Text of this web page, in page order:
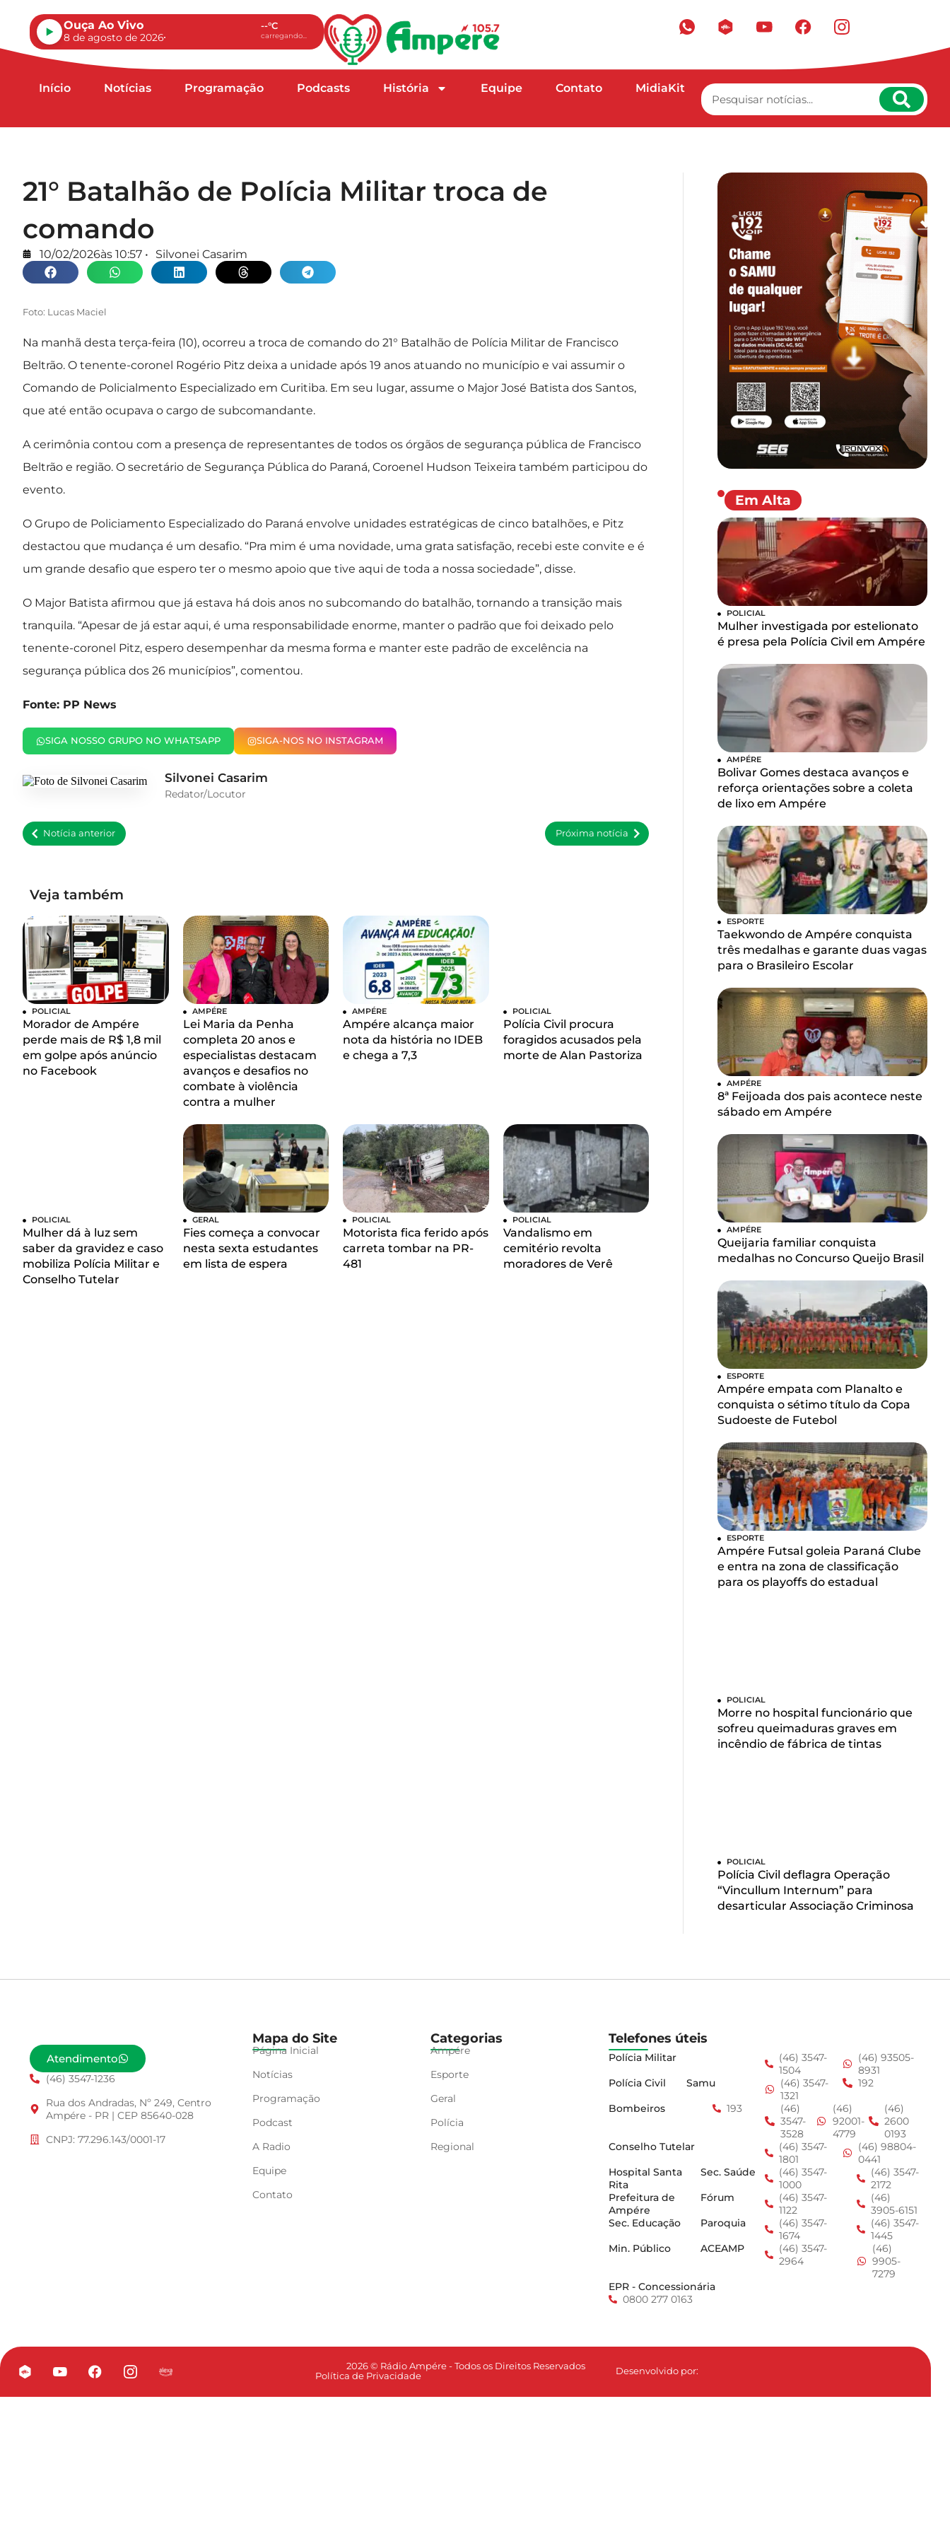
Ouça Ao Vivo
8 de agosto de 2026
--°C
carregando...
Início Notícias Programação Podcasts História Equipe Contato MidiaKit
21° Batalhão de Polícia Militar troca de
comando
10/02/2026às 10:57 • Silvonei Casarim
Foto: Lucas Maciel
Na manhã desta terça-feira (10), ocorreu a troca de comando do 21° Batalhão de Polícia Militar de Francisco
Beltrão. O tenente-coronel Rogério Pitz deixa a unidade após 19 anos atuando no município e vai assumir o
Comando de Policialmento Especializado em Curitiba. Em seu lugar, assume o Major José Batista dos Santos,
que até então ocupava o cargo de subcomandante.
A cerimônia contou com a presença de representantes de todos os órgãos de segurança pública de Francisco
Beltrão e região. O secretário de Segurança Pública do Paraná, Coroenel Hudson Teixeira também participou do
evento.
O Grupo de Policiamento Especializado do Paraná envolve unidades estratégicas de cinco batalhões, e Pitz
destactou que mudança é um desafio. “Pra mim é uma novidade, uma grata satisfação, recebi este convite e é
um grande desafio que espero ter o mesmo apoio que tive aqui de toda a nossa sociedade”, disse.
O Major Batista afirmou que já estava há dois anos no subcomando do batalhão, tornando a transição mais
tranquila. “Apesar de já estar aqui, é uma responsabilidade enorme, manter o padrão que foi deixado pelo
tenente-coronel Pitz, espero desempenhar da mesma forma e manter este padrão de excelência na
segurança pública dos 26 municípios”, comentou.
Fonte: PP News
SIGA NOSSO GRUPO NO WHATSAPP SIGA-NOS NO INSTAGRAM
Silvonei Casarim
Redator/Locutor
Notícia anterior Próxima notícia
Veja também
POLICIAL
Morador de Ampére
perde mais de R$ 1,8 mil
em golpe após anúncio
no Facebook
AMPÉRE
Lei Maria da Penha
completa 20 anos e
especialistas destacam
avanços e desafios no
combate à violência
contra a mulher
AMPÉRE
Ampére alcança maior
nota da história no IDEB
e chega a 7,3
POLICIAL
Polícia Civil procura
foragidos acusados pela
morte de Alan Pastoriza
POLICIAL
Mulher dá à luz sem
saber da gravidez e caso
mobiliza Polícia Militar e
Conselho Tutelar
GERAL
Fies começa a convocar
nesta sexta estudantes
em lista de espera
POLICIAL
Motorista fica ferido após
carreta tombar na PR-
481
POLICIAL
Vandalismo em
cemitério revolta
moradores de Verê
Em Alta
POLICIAL
Mulher investigada por estelionato
é presa pela Polícia Civil em Ampére
AMPÉRE
Bolivar Gomes destaca avanços e
reforça orientações sobre a coleta
de lixo em Ampére
ESPORTE
Taekwondo de Ampére conquista
três medalhas e garante duas vagas
para o Brasileiro Escolar
AMPÉRE
8ª Feijoada dos pais acontece neste
sábado em Ampére
AMPÉRE
Queijaria familiar conquista
medalhas no Concurso Queijo Brasil
ESPORTE
Ampére empata com Planalto e
conquista o sétimo título da Copa
Sudoeste de Futebol
ESPORTE
Ampére Futsal goleia Paraná Clube
e entra na zona de classificação
para os playoffs do estadual
POLICIAL
Morre no hospital funcionário que
sofreu queimaduras graves em
incêndio de fábrica de tintas
POLICIAL
Polícia Civil deflagra Operação
“Vincullum Internum” para
desarticular Associação Criminosa
Atendimento
(46) 3547-1236
Rua dos Andradas, Nº 249, Centro
Ampére - PR | CEP 85640-028
CNPJ: 77.296.143/0001-17
Mapa do Site
Página Inicial
Notícias
Programação
Podcast
A Radio
Equipe
Contato
Categorias
Ampére
Esporte
Geral
Polícia
Regional
Telefones úteis
Polícia Militar
(46) 3547-
1504
(46) 93505-
8931
Polícia Civil
Samu
(46) 3547-
1321
192
Bombeiros
193
(46)
3547-
3528
(46)
92001-
4779
(46)
2600
0193
Conselho Tutelar
(46) 3547-
1801
(46) 98804-
0441
Hospital Santa
Rita
Sec. Saúde
(46) 3547-
1000
(46) 3547-
2172
Prefeitura de
Ampére
Fórum
(46) 3547-
1122
(46)
3905-6151
Sec. Educação
Paroquia
(46) 3547-
1674
(46) 3547-
1445
Min. Público
ACEAMP
(46) 3547-
2964
(46)
9905-
7279
EPR - Concessionária
0800 277 0163
2026 © Rádio Ampére - Todos os Direitos Reservados
Política de Privacidade
Desenvolvido por: